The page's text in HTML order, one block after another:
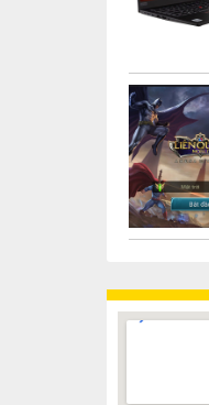
Công nghệ
trang bị
âm thanh
Dell Vostro
luồng và